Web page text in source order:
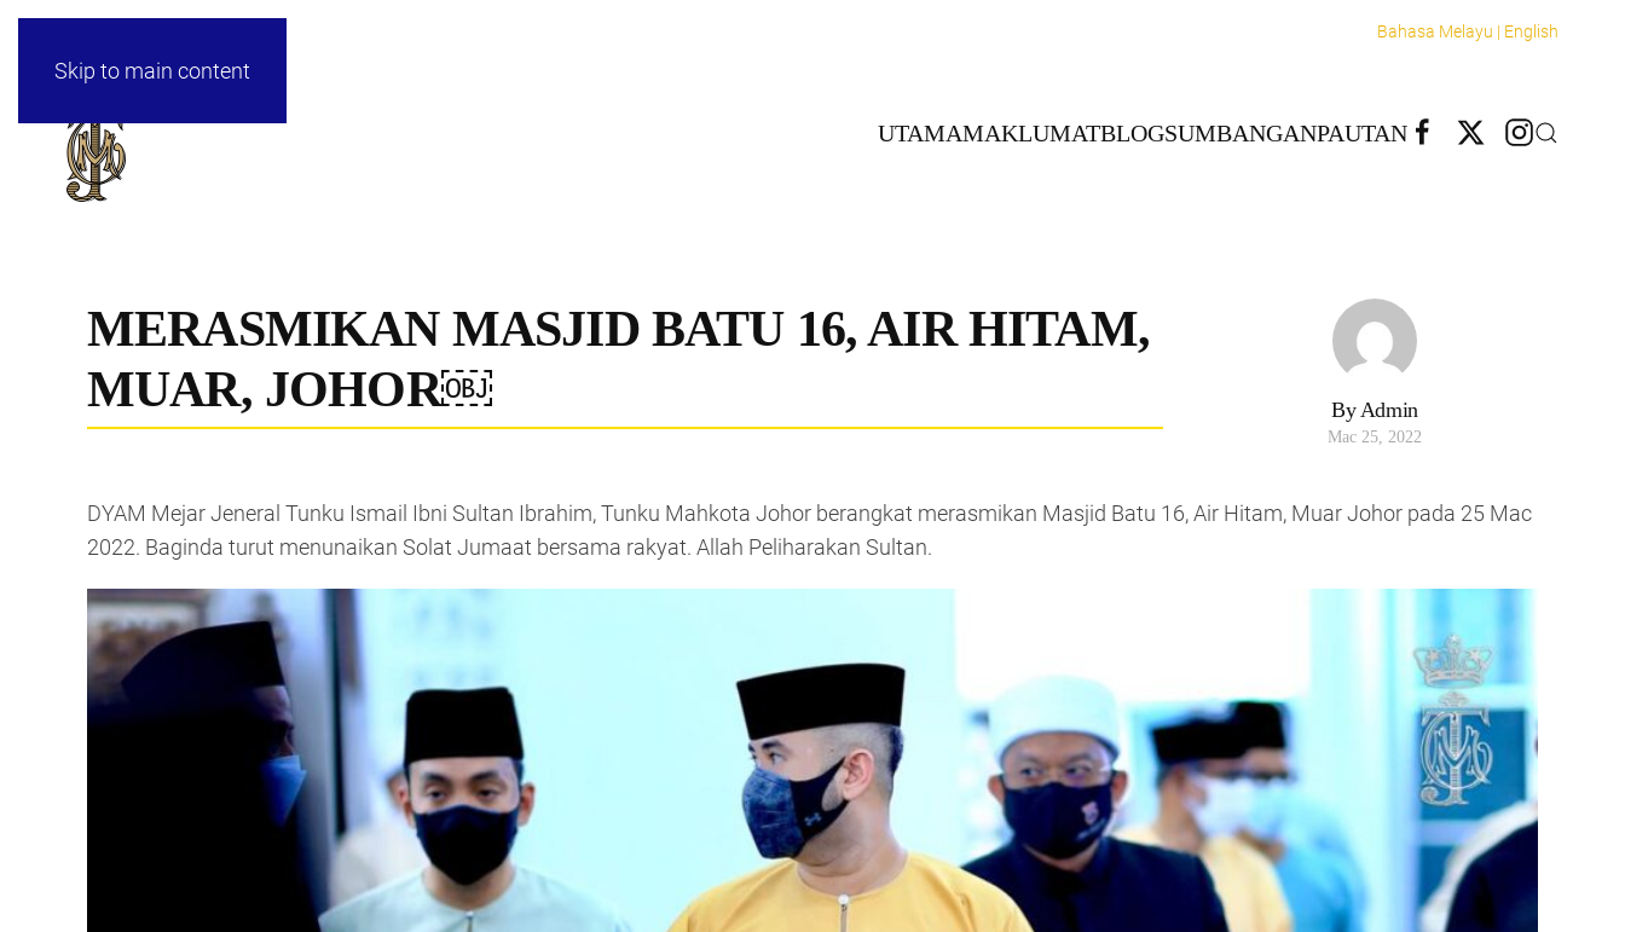
Skip to main content
Bahasa Melayu | English
UTAMAMAKLUMATBLOGSUMBANGANPAUTAN
MERASMIKAN MASJID BATU 16, AIR HITAM,
MUAR, JOHOR￼
By Admin
Mac 25, 2022
DYAM Mejar Jeneral Tunku Ismail Ibni Sultan Ibrahim, Tunku Mahkota Johor berangkat merasmikan Masjid Batu 16, Air Hitam, Muar Johor pada 25 Mac
2022. Baginda turut menunaikan Solat Jumaat bersama rakyat. Allah Peliharakan Sultan.